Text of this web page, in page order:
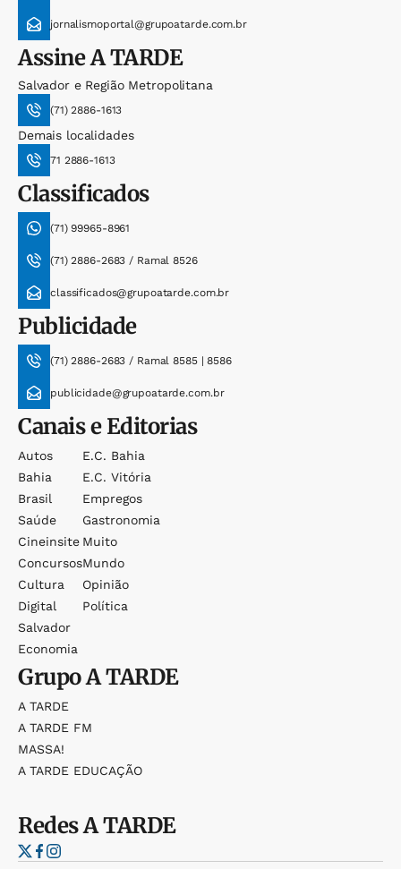
jornalismoportal@grupoatarde.com.br
AssineA TARDE
Salvador e Região Metropolitana
(71) 2886-1613
Demais localidades
71 2886-1613
Classificados
(71) 99965-8961
(71) 2886-2683 / Ramal 8526
classificados@grupoatarde.com.br
Publicidade
(71) 2886-2683 / Ramal 8585 | 8586
publicidade@grupoatarde.com.br
Canais e Editorias
Autos
Bahia
Brasil
Saúde
Cineinsite
Concursos
Cultura
Digital
Salvador
Economia
E.c. Bahia
E.c. Vitória
Empregos
Gastronomia
Muito
Mundo
Opinião
Política
GrupoA TARDE
A TARDE
A TARDE FM
MASSA!
A TARDE EDUCAÇÃO
RedesA TARDE